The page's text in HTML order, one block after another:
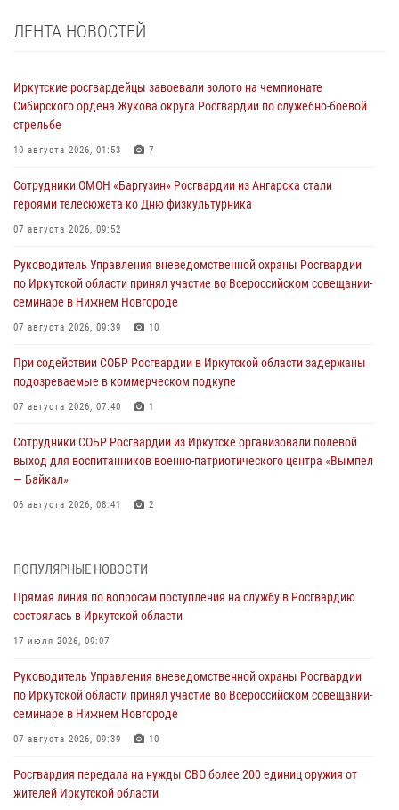
ЛЕНТА НОВОСТЕЙ
Иркутские росгвардейцы завоевали золото на чемпионате
Сибирского ордена Жукова округа Росгвардии по служебно-боевой
стрельбе
10 августа 2026, 01:53 7
Сотрудники ОМОН «Баргузин» Росгвардии из Ангарска стали
героями телесюжета ко Дню физкультурника
07 августа 2026, 09:52
Руководитель Управления вневедомственной охраны Росгвардии
по Иркутской области принял участие во Всероссийском совещании-
семинаре в Нижнем Новгороде
07 августа 2026, 09:39 10
При содействии СОБР Росгвардии в Иркутской области задержаны
подозреваемые в коммерческом подкупе
07 августа 2026, 07:40 1
Сотрудники СОБР Росгвардии из Иркутске организовали полевой
выход для воспитанников военно-патриотического центра «Вымпел
— Байкал»
06 августа 2026, 08:41 2
Военнослужащий Росгвардии из Иркутска поучаствовал в окружном
этапе всероссийского конкурса наставников «Быть, а не казаться»
Росгвардейцы потушили загоревшийся автомобиль в Иркутске
03 августа 2026, 04:55
Дню Воздушно-десантных войск в Иркутской области
03 августа 2026, 03:32
ПОПУЛЯРНЫЕ НОВОСТИ
Прямая линия по вопросам поступления на службу в Росгвардию
состоялась в Иркутской области
17 июля 2026, 09:07
Руководитель Управления вневедомственной охраны Росгвардии
по Иркутской области принял участие во Всероссийском совещании-
семинаре в Нижнем Новгороде
07 августа 2026, 09:39 10
Росгвардия передала на нужды СВО более 200 единиц оружия от
жителей Иркутской области